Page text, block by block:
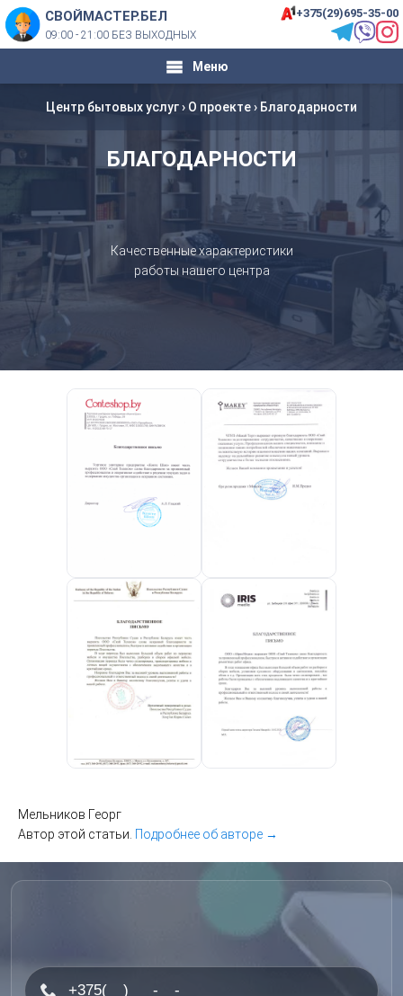
СВОЙМАСТЕР.БЕЛ
09:00 - 21:00 БЕЗ ВЫХОДНЫХ
+375(29)695-35-00
Меню
Центр бытовых услуг› О проекте› Благодарности
БЛАГОДАРНОСТИ
Качественные характеристики
работы нашего центра
Мельников Георг
Автор этой статьи. Подробнее об авторе →